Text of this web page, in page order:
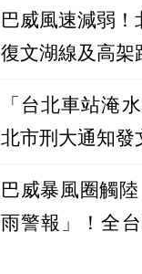
巴威風速減弱
復文湖線及高架
「台北車站淹
北市刑大通知發
巴威暴風圈觸
雨警報」！全